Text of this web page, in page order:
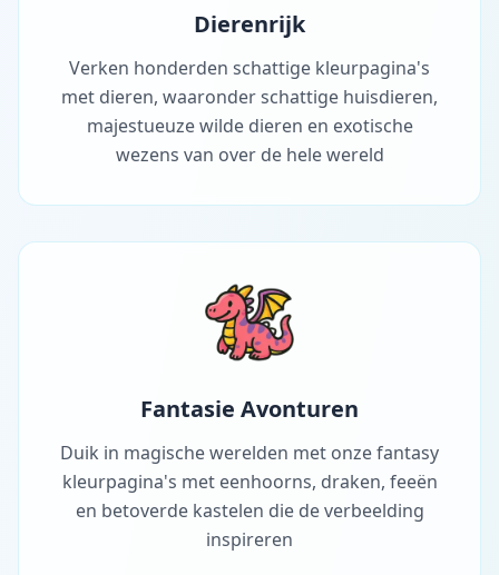
Dierenrijk
Verken honderden schattige kleurpagina's
met dieren, waaronder schattige huisdieren,
majestueuze wilde dieren en exotische
wezens van over de hele wereld
Fantasie Avonturen
Duik in magische werelden met onze fantasy
kleurpagina's met eenhoorns, draken, feeën
en betoverde kastelen die de verbeelding
inspireren